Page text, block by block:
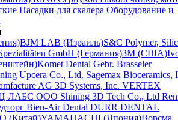
Насадки для скалера Оборудование и
BJM LAB (Израиль)S&C Polymer,
GmbH (Германия)3M (США)
Komet Dental Gebr. Brasseler
Upcera Co., Ltd. Sagemax Bioceramics,
AG 3D Systems, Inc. VERTEX
ЛАБС ООО Shining 3D Tech Co., Ltd
Bien-Air Dental DURR DENTAL
(Китай)YAMAHACHI (Япония)Ворсма